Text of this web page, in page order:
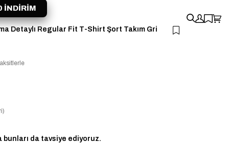
Detaylı Regular Fit T-Shirt Şort Takım Gri
İNDİRİM
bunları da tavsiye ediyoruz.